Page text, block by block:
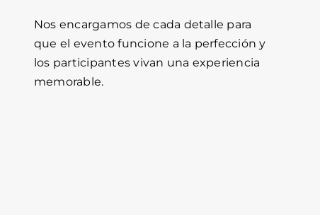
Nos encargamos de cada detalle para
que el evento funcione a la perfección y
los participantes vivan una experiencia
memorable.